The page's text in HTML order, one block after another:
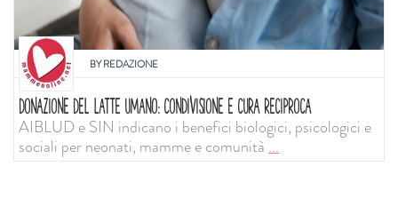
BYREDAZIONE
DONAZIONE DEL LATTE UMANO: CONDIVISIONE E CURA RECIPROCA
AIBLUD e SIN indicano i benefici biologici, psicologici e
sociali per neonati, mamme e comunità...